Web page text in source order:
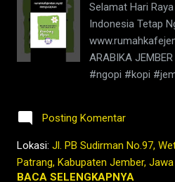
dipublikasikan
Manfaat kopi Kopi
dan anti-
menunjukkan
efek positif pada
Selamat Hari
Indonesia Tetap
ARABIKA
#ngopi #kopi
#penikmatkopi
#coffeetime
#rokenrol
#instagood
Posting Komentar
Lokasi: Jl. PB Sudirman No.97,
Patrang, Kabupaten Jember,
BACA SELENGKAPNYA